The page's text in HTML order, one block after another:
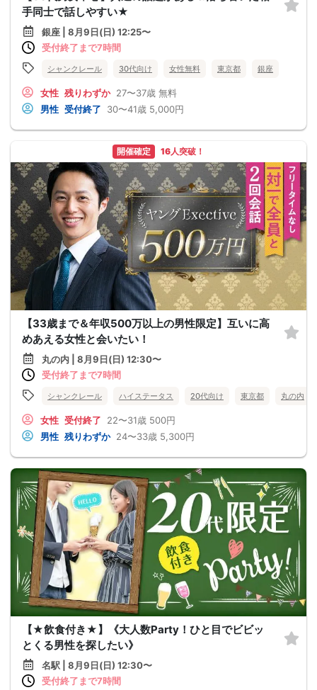
手同士で話しやすい★
銀座 | 8月9日(日) 12:25〜
受付終了まで7時間
シャンクレール 30代向け 女性無料 東京都 銀座
女性 残りわずか 27〜37歳 無料
男性 受付終了 30〜41歳 5,000円
開催確定 16人突破！
【33歳まで＆年収500万以上の男性限定】互いに高
めあえる女性と会いたい！
丸の内 | 8月9日(日) 12:30〜
受付終了まで7時間
シャンクレール ハイステータス 20代向け 東京都 丸の内
女性 受付終了 22〜31歳 500円
男性 残りわずか 24〜33歳 5,300円
【★飲食付き★】《大人数Party！ひと目でビビッ
とくる男性を探したい》
名駅 | 8月9日(日) 12:30〜
受付終了まで7時間